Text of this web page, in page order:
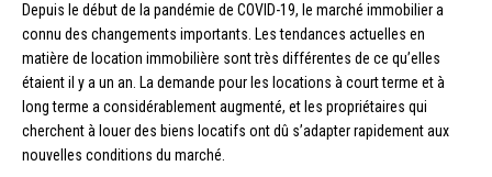
Depuis le début de la pandémie de COVID-19, le marché immobilier a
connu des changements importants. Les tendances actuelles en
matière de location immobilière sont très différentes de ce qu’elles
étaient il y a un an. La demande pour les locations à court terme et à
long terme a considérablement augmenté, et les propriétaires qui
cherchent à louer des biens locatifs ont dû s’adapter rapidement aux
nouvelles conditions du marché.